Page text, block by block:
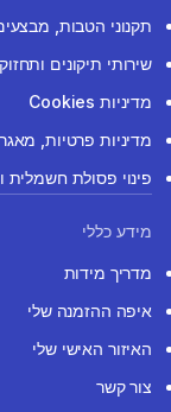
תקנוני הטבות,
שירותי תיקונים
מדיניות Cookies
מדיניות פרטיות, מאגר
פינוי פסולת חשמלית
מידע כללי
מדריך מידות
איפה ההזמנה שלי
האיזור האישי שלי
צור קשר